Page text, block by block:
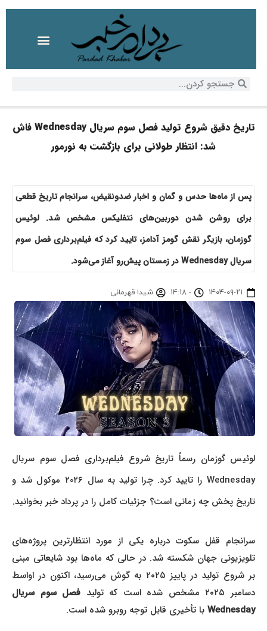
تاریخ دقیق شروع تولید فصل سوم سریال Wednesday فاش
شد: انتظار طولانی برای بازگشت به نورمور
پس از ماه‌ها حدس و گمان و اخبار ضدونقیض، سرانجام تاریخ قطعی
برای روشن شدن دوربین‌های نتفلیکس مشخص شد. لوئیس
گوزمان، بازیگر نقش گومز آدامز، تایید کرد که فیلم‌برداری فصل سوم
سریال Wednesday در زمستان پیش‌رو آغاز می‌شود.
۱۴۰۴-۰۹-۲۱ - ۱۴:۱۸ شیدا قهرمانی
لوئیس گوزمان رسماً تاریخ شروع فیلم‌برداری فصل سوم سریال
Wednesday را تایید کرد. چرا تولید به سال ۲۰۲۶ موکول شد و
تاریخ پخش چه زمانی است؟ جزئیات کامل را در پرداد خبر بخوانید.
سرانجام قفل سکوت درباره یکی از مورد انتظارترین پروژه‌های
تلویزیونی جهان شکسته شد. در حالی که ماه‌ها بود شایعاتی مبنی
بر شروع تولید در پاییز ۲۰۲۵ به گوش می‌رسید، اکنون در اواسط
دسامبر ۲۰۲۵ مشخص شده است که تولید
فصل سوم سریال
Wednesdayبا تأخیری قابل توجه روبرو شده است.